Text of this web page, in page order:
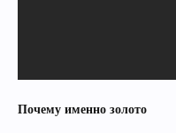
Почему именно золото